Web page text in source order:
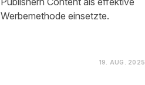
Werbemethode einsetzte.
19. AUG. 2025